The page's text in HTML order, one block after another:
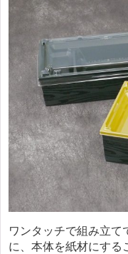
ワンタッチで組み立て
に、本体を紙材にする